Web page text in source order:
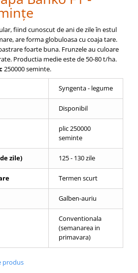
de banc
fiind cunoscut de ani de zile în estul
are forma globuloasa cu coaja tare.
foarte buna. Frunzele au culoare
Productia medie este de 50-80 t/ha.
250000 seminte.
Syngenta - legume
Disponibil
plic 250000
seminte
zile) 125 - 130 zile
Termen scurt
Galben-auriu
Conventionala
(semanarea in
primavara)
produs